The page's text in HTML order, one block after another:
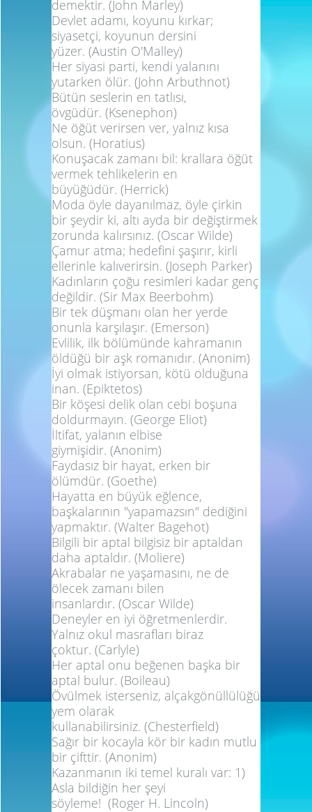
demektir. (John Marley)
Devlet adamı, koyunu kırkar;
siyasetçi, koyunun dersini
yüzer. (Austin O'Malley)
Her siyasi parti, kendi yalanını
yutarken ölür. (John Arbuthnot)
Bütün seslerin en tatlısı,
övgüdür. (Ksenephon)
Ne öğüt verirsen ver, yalnız kısa
olsun. (Horatius)
Konuşacak zamanı bil: krallara öğüt
vermek tehlikelerin en
büyüğüdür. (Herrick)
Moda öyle dayanılmaz, öyle çirkin
bir şeydir ki, altı ayda bir değiştirmek
zorunda kalırsınız. (Oscar Wilde)
Çamur atma; hedefini şaşırır, kirli
ellerinle kalıverirsin. (Joseph Parker)
Kadınların çoğu resimleri kadar genç
değildir. (Sir Max Beerbohm)
Bir tek düşmanı olan her yerde
onunla karşılaşır. (Emerson)
Evlilik, ilk bölümünde kahramanın
öldüğü bir aşk romanıdır. (Anonim)
İyi olmak istiyorsan, kötü olduğuna
inan. (Epiktetos)
Bir köşesi delik olan cebi boşuna
doldurmayın. (George Eliot)
İltifat, yalanın elbise
giymişidir. (Anonim)
Faydasız bir hayat, erken bir
ölümdür. (Goethe)
Hayatta en büyük eğlence,
başkalarının "yapamazsın" dediğini
yapmaktır. (Walter Bagehot)
Bilgili bir aptal bilgisiz bir aptaldan
daha aptaldır. (Moliere)
Akrabalar ne yaşamasını, ne de
ölecek zamanı bilen
insanlardır. (Oscar Wilde)
Deneyler en iyi öğretmenlerdir.
Yalnız okul masrafları biraz
çoktur. (Carlyle)
Her aptal onu beğenen başka bir
aptal bulur. (Boileau)
Övülmek isterseniz, alçakgönüllülüğü
yem olarak
kullanabilirsiniz. (Chesterfield)
Sağır bir kocayla kör bir kadın mutlu
bir çifttir. (Anonim)
Kazanmanın iki temel kuralı var: 1)
Asla bildiğin her şeyi
söyleme! (Roger H. Lincoln)